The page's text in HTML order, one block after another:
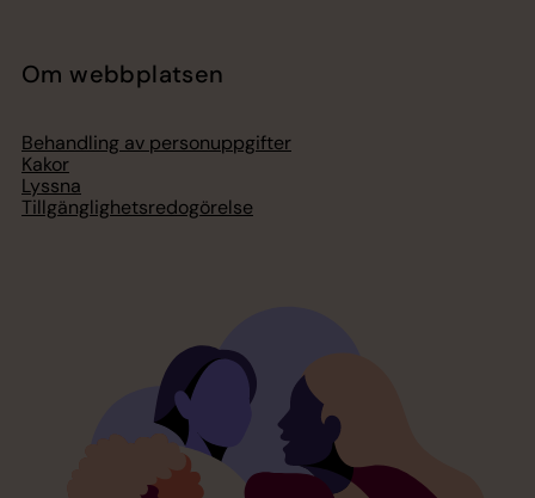
Om webbplatsen
Behandling av personuppgifter
Kakor
Lyssna
Tillgänglighetsredogörelse